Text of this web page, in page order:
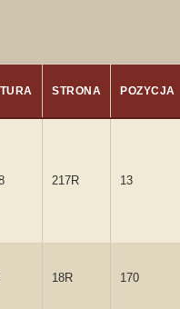
STRONA POZYCJA
217R 13
18R 170